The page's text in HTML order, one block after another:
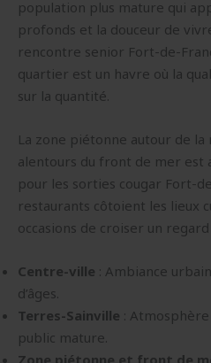
population plus mature qui
profonds et la douceur de
rencontre senior Fort-de-
quartier est un havre où la
sur la quantité.
La zone piétonne autour de
alentours du front de mer est
pour les sorties cougar Fort-
restaurants côtoient les lieux
occasions de croiser un
Centre-ville : Ambiance
d’âges.
Terres-Sainville :
public mature.